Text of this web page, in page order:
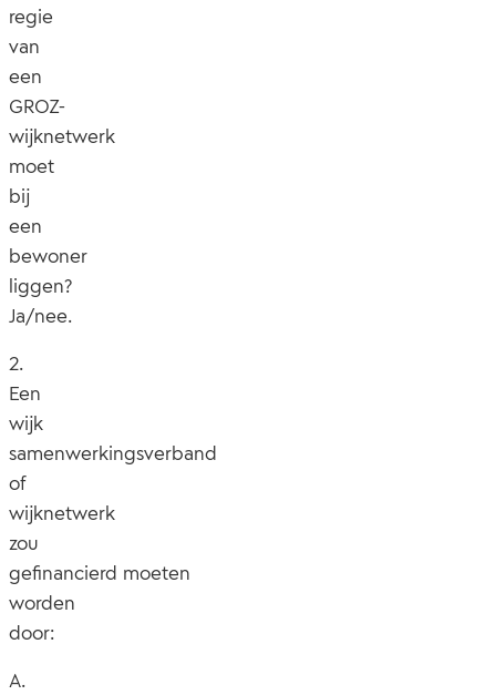
regie
van
een
GROZ-
wijknetwerk
moet
bij
een
bewoner
liggen?
Ja/nee.
2.
Een
wijk
samenwerkingsverband
of
wijknetwerk
zou
gefinancierd moeten
worden
door:
A.